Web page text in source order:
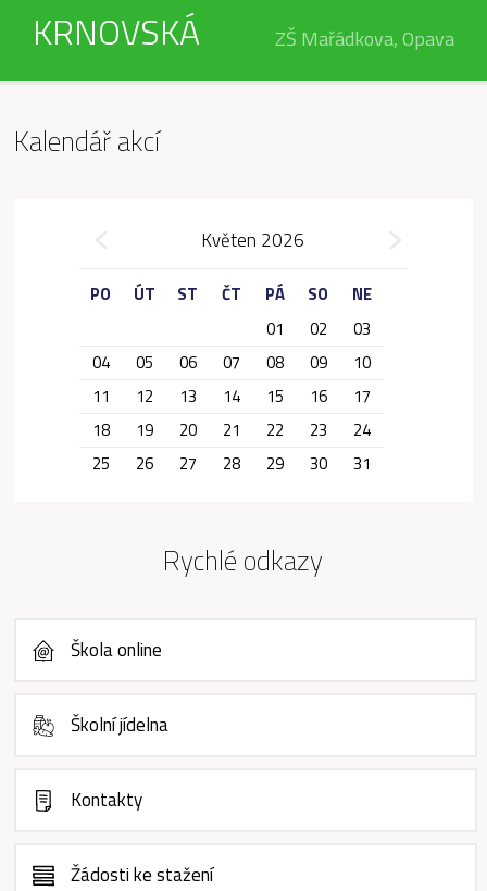
KRNOVSKÁ ZŠ Mařádkova, Opava
Kalendář akcí
Květen 2026
PO ÚT ST ČT PÁ SO
NE
01
02
03
04
05 06 07 08 09
10
11
12 13 14 15 16
17
18
19 20 21 22 23
24
25
26 27 28 29 30 31
Rychlé odkazy
Škola online
Školní jídelna
Kontakty
Žádosti ke stažení